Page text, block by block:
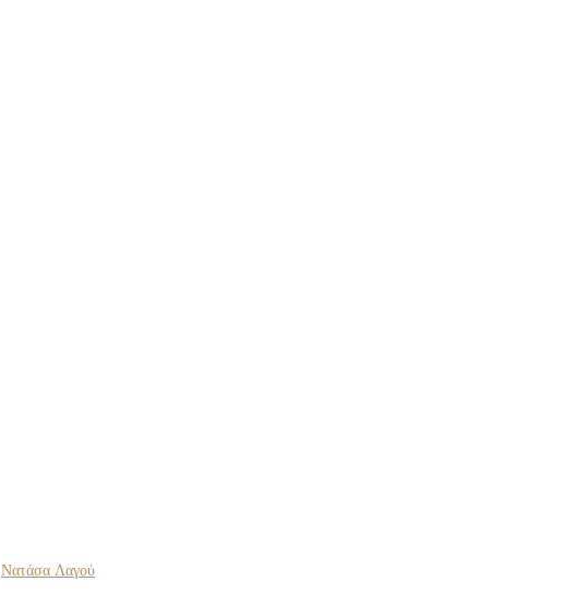
Νατάσα Λαγού